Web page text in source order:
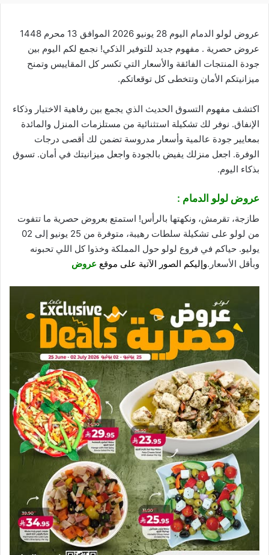
عروض لولو الدمام اليوم 28 يونيو 2026 الموافق 13 محرم 1448
عروض حصرية . مفهوم جديد للتوفير الذكي! نجمع لكم اليوم بين
جودة المنتجات الفائقة والأسعار التي تكسر كل المقاييس وتمنح
ميزانيتكم الأمان وتتخطى كل توقعاتكم.
اكتشف مفهوم التسوق الحديث الذي يجمع بين رفاهية الاختيار وذكاء
الإنفاق. نوفر لك تشكيلة استثنائية من مستلزمات المنزل والمائدة
بمعايير جودة عالمية وأسعار مدروسة تضمن لك أقصى درجات
الوفرة. اجعل منزلك يفيض بالجودة واجعل ميزانيتك في أمان. تسوق
بذكاء اليوم.
عروض لولو الدمام :
طازجة، تقرمش، ونكهتها بالرأس! استمتع بعروض حصرية ما تتفوت
من لولو على تشكيلة سلطات رهيبة، متوفرة من 25 يونيو إلى 02
يوليو. حياكم في فروع لولو حول المملكة وخذوا كل اللي تحبونه
وبأقل الأسعار.وإليكم الصور الآتية على موقع عروض